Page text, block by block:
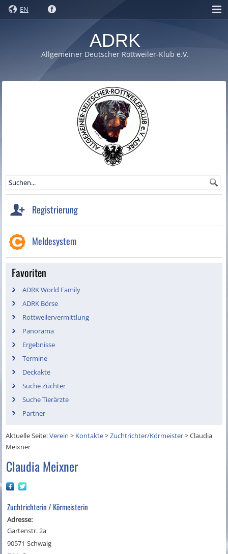
EN
ADRK
Allgemeiner Deutscher Rottweiler-Klub e.V.
Registrierung
Meldesystem
Favoriten
ADRK World Family
ADRK Börse
Rottweilervermittlung
Panorama
Ergebnisse
Termine
Deckakte
Suche Züchter
Suche Tierärzte
Partner
Aktuelle Seite:Verein > Kontakte>Zuchtrichter/Körmeister>Claudia
Meixner
Claudia Meixner
Zuchtrichterin / Körmeisterin
Adresse:
Gartenstr. 2a
90571 Schwaig